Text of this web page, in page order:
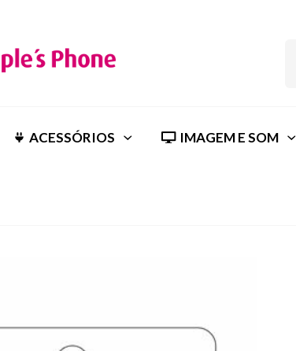
ACESSÓRIOS IMAGEM E SOM